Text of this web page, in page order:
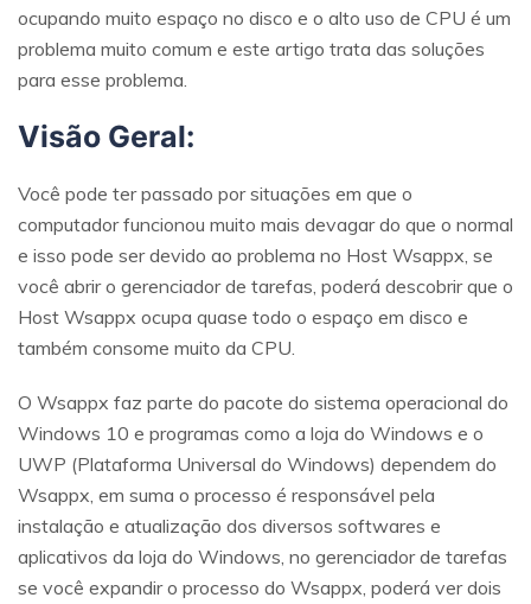
ocupando muito espaço no disco e o alto uso de CPU é um
problema muito comum e este artigo trata das soluções
para esse problema.
Visão Geral:
Você pode ter passado por situações em que o
computador funcionou muito mais devagar do que o normal
e isso pode ser devido ao problema no Host Wsappx, se
você abrir o gerenciador de tarefas, poderá descobrir que o
Host Wsappx ocupa quase todo o espaço em disco e
também consome muito da CPU.
O Wsappx faz parte do pacote do sistema operacional do
Windows 10 e programas como a loja do Windows e o
UWP (Plataforma Universal do Windows) dependem do
Wsappx, em suma o processo é responsável pela
instalação e atualização dos diversos softwares e
aplicativos da loja do Windows, no gerenciador de tarefas
se você expandir o processo do Wsappx, poderá ver dois